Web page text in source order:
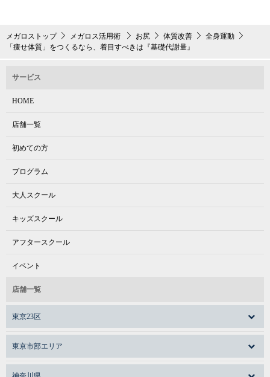
メガロストップ メガロス活用術 お尻 体質改善
全身運動
「痩せ体質」をつくるなら、着目すべきは『基礎代謝量』
サービス
HOME
店舗一覧
初めての方
プログラム
大人スクール
キッズスクール
アフタースクール
イベント
店舗一覧
東京23区
東京市部エリア